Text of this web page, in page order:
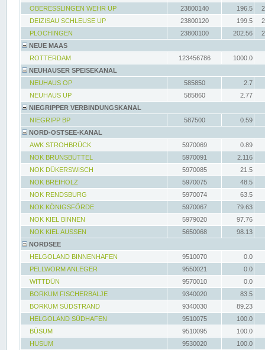
OBERESSLINGEN WEHR UP
23800140 196.5
DEIZISAU SCHLEUSE UP
23800120 199.5
PLOCHINGEN
23800100 202.56
NEUE MAAS
ROTTERDAM
123456786
1000.0
NEUHAUSER SPEISEKANAL
NEUHAUS OP
585850
2.7
NEUHAUS UP
585860
2.77
NIEGRIPPER VERBINDUNGSKANAL
NIEGRIPP BP
587500
0.59
NORD-OSTSEE-KANAL
AWK STROHBRÜCK
5970069
0.89
NOK BRUNSBÜTTEL
5970091
2.116
NOK DÜKERSWISCH
5970085
21.5
NOK BREIHOLZ
5970075
48.5
NOK RENDSBURG
5970074
63.5
NOK KÖNIGSFÖRDE
5970067
79.63
NOK KIEL BINNEN
5979020
97.76
NOK KIEL AUSSEN
5650068
98.13
NORDSEE
HELGOLAND BINNENHAFEN
9510070
0.0
PELLWORM ANLEGER
9550021
0.0
WITTDÜN
9570010
0.0
BORKUM FISCHERBALJE
9340020
83.5
BORKUM SÜDSTRAND
9340030
89.23
HELGOLAND SÜDHAFEN
9510075
100.0
BÜSUM
9510095
100.0
HUSUM
9530020 100.0